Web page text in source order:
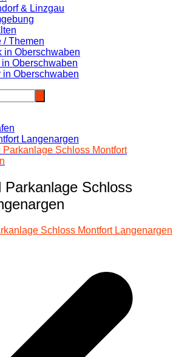
& Linzgau
/ Themen
in Oberschwaben
in Oberschwaben
in Oberschwaben
Langenargen
Parkanlage Schloss Montfort
Parkanlage Schloss